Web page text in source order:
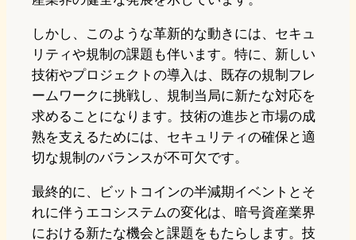
しかし、このような革新的な動きには、セキュ
リティや規制の課題も伴います。特に、新しい
技術やプロジェクトの導入は、既存の規制フレ
ームワークに挑戦し、規制当局に新たな対応を
求めることになります。技術の進歩と市場の成
熟を支えるためには、セキュリティの確保と適
切な規制のバランスが不可欠です。
最終的に、ビットコインの半減期イベントとそ
れに伴うエコシステムの変化は、暗号資産業界
における新たな機会と課題をもたらします。技